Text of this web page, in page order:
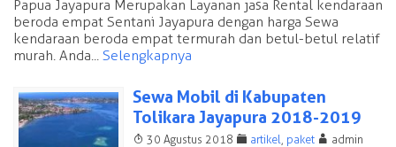
Papua Jayapura Merupakan Layanan jasa Rental kendaraan
beroda empat Sentani Jayapura dengan harga Sewa
kendaraan beroda empat termurah dan betul-betul relatif
murah. Anda... Selengkapnya
Sewa Mobil di Kabupaten
Tolikara Jayapura 2018-2019
T 30 Agustus 2018 F artikel, paket A admin